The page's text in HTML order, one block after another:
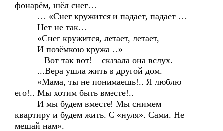
фонарём, шёл снег…
… «Снег кружится и падает, падает …
Нет не так…
«Снег кружится, летает, летает,
И позёмкою кружа…»
– Вот так вот! – сказала она вслух.
...Вера ушла жить в другой дом.
«Мама, ты не понимаешь!.. Я люблю
его!.. Мы хотим быть вместе!..
И мы будем вместе! Мы снимем
квартиру и будем жить. С «нуля». Сами. Не
мешай нам».